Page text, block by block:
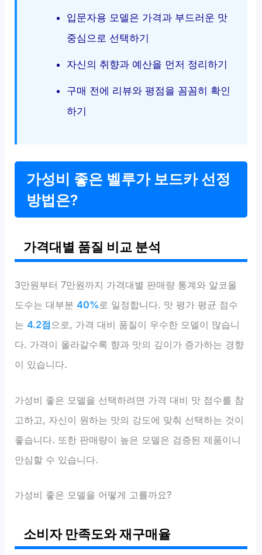
입문자용 모델은 가격과 부드러운 맛
중심으로 선택하기
자신의 취향과 예산을 먼저 정리하기
구매 전에 리뷰와 평점을 꼼꼼히 확인
하기
가성비 좋은 벨루가 보드카 선정
방법은?
가격대별 품질 비교 분석
3만원부터 7만원까지 가격대별 판매량 통계와 알코올
도수는 대부분40%로 일정합니다. 맛 평가 평균 점수
는4.2점으로, 가격 대비 품질이 우수한 모델이 많습니
다. 가격이 올라갈수록 향과 맛의 깊이가 증가하는 경향
이 있습니다.
가성비 좋은 모델을 선택하려면 가격 대비 맛 점수를 참
고하고, 자신이 원하는 맛의 강도에 맞춰 선택하는 것이
좋습니다. 또한 판매량이 높은 모델은 검증된 제품이니
안심할 수 있습니다.
가성비 좋은 모델을 어떻게 고를까요?
소비자 만족도와 재구매율